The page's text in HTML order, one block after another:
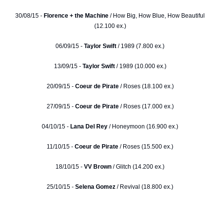
30/08/15 - Florence + the Machine / How Big, How Blue, How Beautiful
(12.100 ex.)
06/09/15 - Taylor Swift / 1989 (7.800 ex.)
13/09/15 - Taylor Swift / 1989 (10.000 ex.)
20/09/15 - Coeur de Pirate/ Roses (18.100 ex.)
27/09/15 - Coeur de Pirate/ Roses (17.000 ex.)
04/10/15 - Lana Del Rey / Honeymoon (16.900 ex.)
11/10/15 - Coeur de Pirate / Roses (15.500 ex.)
18/10/15 - VV Brown / Glitch (14.200 ex.)
25/10/15 - Selena Gomez / Revival (18.800 ex.)